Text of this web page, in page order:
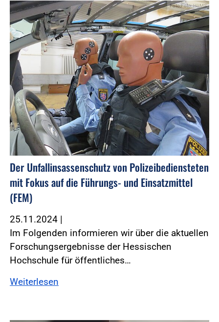
Foto:Foto: HöMS
Der Unfallinsassenschutz von ­Polizeibediensteten
mit Fokus auf die Führungs- und Einsatzmittel
(FEM)
25.11.2024 |
Im Folgenden informieren wir über die aktuellen
Forschungsergebnisse der Hessischen
Hochschule für öffentliches…
Weiterlesen